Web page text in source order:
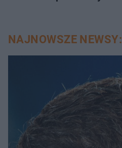
NAJNOWSZE NEWSY: